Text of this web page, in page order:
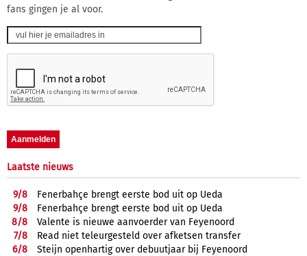
fans gingen je al voor.
Laatste nieuws
9/8
Fenerbahçe brengt eerste bod uit op Ueda
9/8
Fenerbahçe brengt eerste bod uit op Ueda
8/8
Valente is nieuwe aanvoerder van Feyenoord
7/8
Read niet teleurgesteld over afketsen transfer
6/8
Steijn openhartig over debuutjaar bij Feyenoord